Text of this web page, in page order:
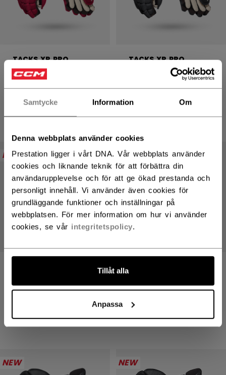
Samtycke Information Om
Denna webbplats använder cookies
Prestation ligger i vårt DNA. Vår webbplats använder
cookies och liknande teknik för att förbättra din
användarupplevelse och för att ge ökad prestanda och
personligt innehåll. Vi använder även cookies för
grundläggande funktioner och inställningar på
webbplatsen. För mer information om hur vi använder
cookies, se vår integritetspolicy.
Tillåt alla
Anpassa
TACKS XR PRO
HANDSKAR SENIOR
TACKS XR PRO
HANDSKAR SENIOR
NEW
4 colors
NEW
2499,00 kr
4 colors
NEW NEW